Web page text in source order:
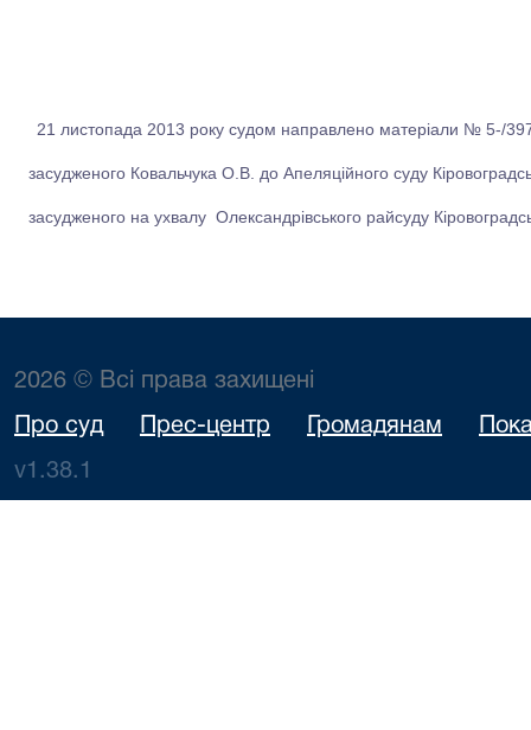
21 листопада 2013 року судом направлено матеріали № 5-/
засудженого Ковальчука О.В. до Апеляційного суду
засудженого на ухвалу Олександрівського райсуду
2026 © Всі права захищені
Про суд Прес-центр Громадянам
v1.38.1